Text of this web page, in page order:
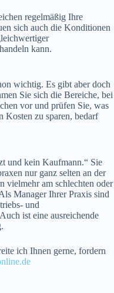
regelmäßig Ihre
sich auch die Konditionen
kann.
wichtig. Es gibt aber doch
Sie sich die Bereiche, bei
vor und prüfen Sie, was
Kosten zu sparen, bedarf
und kein Kaufmann.“ Sie
nur ganz selten an der
vielmehr am schlechten oder
Manager Ihrer Praxis sind
und
ist eine ausreichende
ich Ihnen gerne, fordern